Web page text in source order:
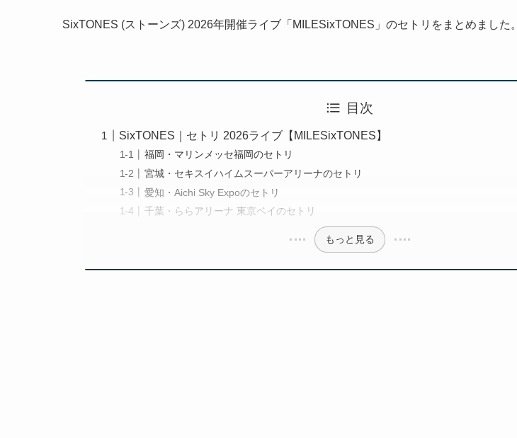
SixTONES (ストーンズ) 2026年開催ライブ「MILESixTONES」のセトリをまとめました。
目次
SixTONES｜セトリ 2026ライブ【MILESixTONES】
福岡・マリンメッセ福岡のセトリ
宮城・セキスイハイムスーパーアリーナのセトリ
愛知・Aichi Sky Expoのセトリ
千葉・ららアリーナ 東京ベイのセトリ
もっと見る